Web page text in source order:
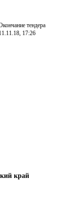
тендера
17:26
край